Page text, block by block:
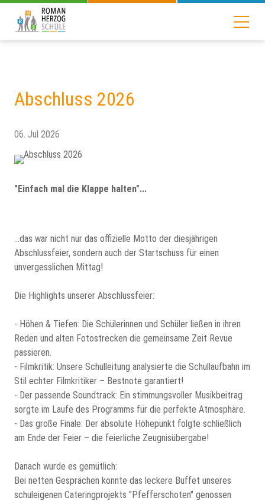
Abschluss 2026
06. Jul 2026
"Einfach mal die Klappe halten"...
…das war nicht nur das offizielle Motto der diesjährigen
Abschlussfeier, sondern auch der Startschuss für einen
unvergesslichen Mittag!
Die Highlights unserer Abschlussfeier:
- Höhen & Tiefen: Die Schülerinnen und Schüler ließen in ihren
Reden und alten Fotostrecken die gemeinsame Zeit Revue
passieren.
- Filmkritik: Unsere Schulleitung analysierte die Schullaufbahn im
Stil echter Filmkritiker – Bestnote garantiert!
- Der passende Soundtrack: Ein stimmungsvoller Musikbeitrag
sorgte im Laufe des Programms für die perfekte Atmosphäre.
- Das große Finale: Der absolute Höhepunkt folgte schließlich
am Ende der Feier – die feierliche Zeugnisübergabe!
Danach wurde es gemütlich:
Bei netten Gesprächen konnte das leckere Buffet unseres
schuleigenen Cateringprojekts "Pfefferschoten" genossen